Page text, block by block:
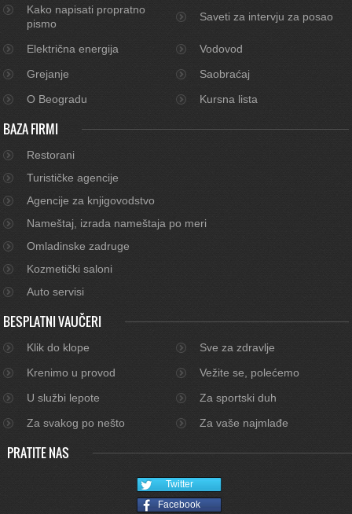
Kako napisati propratno
pismo
Saveti za intervju za posao
Električna energija
Vodovod
Grejanje
Saobraćaj
O Beogradu
Kursna lista
BAZA FIRMI
Restorani
Turističke agencije
Agencije za knjigovodstvo
Nameštaj, izrada nameštaja po meri
Omladinske zadruge
Kozmetički saloni
Auto servisi
BESPLATNI VAUČERI
Klik do klope
Sve za zdravlje
Krenimo u provod
Vežite se, polećemo
U službi lepote
Za sportski duh
Za svakog po nešto
Za vaše najmlađe
PRATITE NAS
Twitter
Facebook